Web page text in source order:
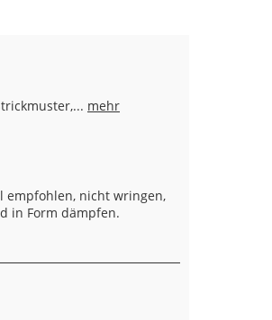
mehr
empfohlen, nicht wringen,
in Form dämpfen.